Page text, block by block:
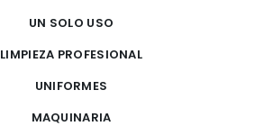
UN SOLO USO
LIMPIEZA PROFESIONAL
UNIFORMES
MAQUINARIA